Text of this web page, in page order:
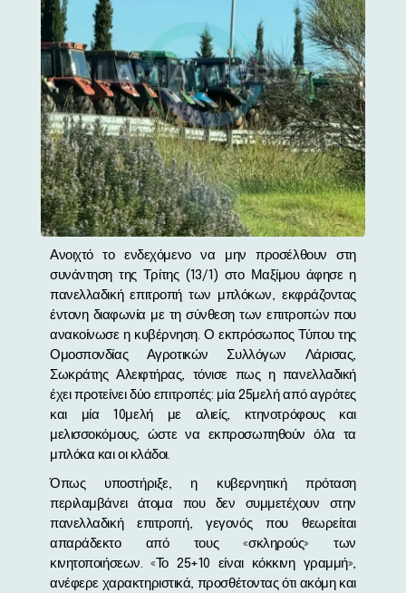
Ανοιχτό το ενδεχόμενο να μην προσέλθουν στη
συνάντηση της Τρίτης (13/1) στο Μαξίμου άφησε η
πανελλαδική επιτροπή των μπλόκων, εκφράζοντας
έντονη διαφωνία με τη σύνθεση των επιτροπών που
ανακοίνωσε η κυβέρνηση. Ο εκπρόσωπος Τύπου της
Ομοσπονδίας Αγροτικών Συλλόγων Λάρισας,
Σωκράτης Αλειφτήρας, τόνισε πως η πανελλαδική
έχει προτείνει δύο επιτροπές: μία 25μελή από αγρότες
και μία 10μελή με αλιείς, κτηνοτρόφους και
μελισσοκόμους, ώστε να εκπροσωπηθούν όλα τα
μπλόκα και οι κλάδοι.
Όπως υποστήριξε, η κυβερνητική πρόταση
περιλαμβάνει άτομα που δεν συμμετέχουν στην
πανελλαδική επιτροπή, γεγονός που θεωρείται
απαράδεκτο από τους «σκληρούς» των
κινητοποιήσεων. «Το 25+10 είναι κόκκινη γραμμή»,
ανέφερε χαρακτηριστικά, προσθέτοντας ότι ακόμη και